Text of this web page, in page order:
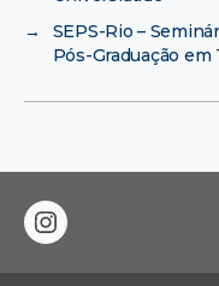
→
SEPS-Rio –
Pós-Graduação em
instagram